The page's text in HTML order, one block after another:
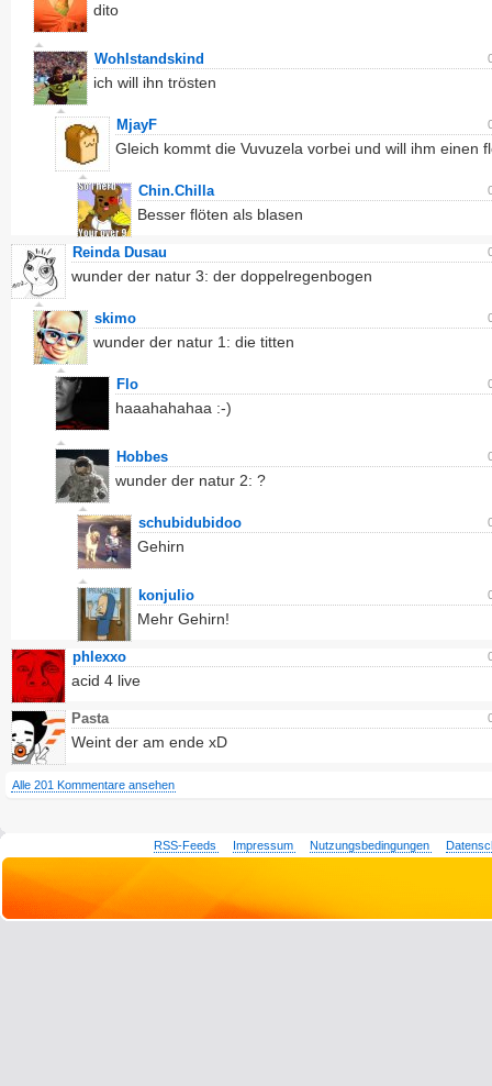
dito
Wohlstandskind
ich will ihn trösten
MjayF
Gleich kommt die Vuvuzela vorbei und will ihm einen
Chin.Chilla
Besser flöten als blasen
Reinda Dusau
wunder der natur 3: der doppelregenbogen
skimo
wunder der natur 1: die titten
Flo
haaahahahaa :-)
Hobbes
wunder der natur 2: ?
schubidubidoo
Gehirn
konjulio
Mehr Gehirn!
phlexxo
acid 4 live
Pasta
Weint der am ende xD
Alle 201 Kommentare ansehen
RSS-Feeds Impressum Nutzungsbedingungen